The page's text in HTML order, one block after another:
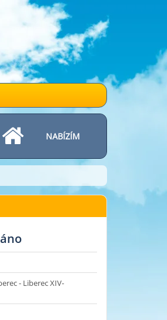
NABÍZÍM
- Liberec XIV-